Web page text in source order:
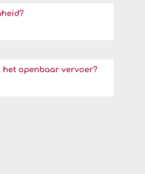
het openbaar vervoer?